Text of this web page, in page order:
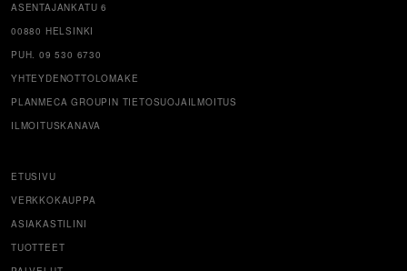
ASENTAJANKATU 6
00880 HELSINKI
PUH. 09 530 6730
YHTEYDENOTTOLOMAKE
PLANMECA GROUPIN TIETOSUOJAILMOITUS
ILMOITUSKANAVA
ETUSIVU
VERKKOKAUPPA
ASIAKASTILINI
TUOTTEET